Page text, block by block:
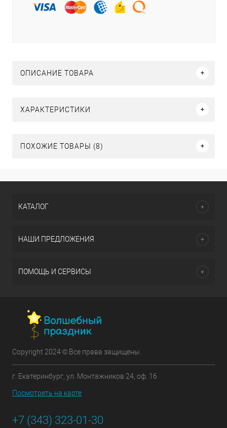
ОПИСАНИЕ ТОВАРА
ХАРАКТЕРИСТИКИ
ПОХОЖИЕ ТОВАРЫ (8)
КАТАЛОГ
НАШИ ПРЕДЛОЖЕНИЯ
ПОМОЩЬ И СЕРВИСЫ
Copyright 2024 © Все права защищены.
г. Екатеринбург, ул. Монтажников 24, оф. 16
Посмотреть на карте
+7 (343) 323-01-30